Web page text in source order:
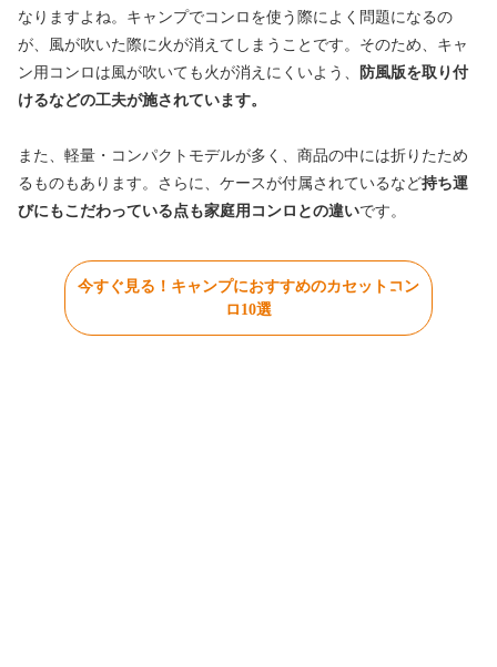
なりますよね。キャンプでコンロを使う際によく問題になるの
が、風が吹いた際に火が消えてしまうことです。そのため、キャ
ン用コンロは風が吹いても火が消えにくいよう、
防風版を取り付
けるなどの工夫が施されています。
また、軽量・コンパクトモデルが多く、商品の中には折りたため
るものもあります。さらに、ケースが付属されているなど持ち運
びにもこだわっている点も家庭用コンロとの違いです。
今すぐ見る！キャンプにおすすめのカセットコン
ロ10選